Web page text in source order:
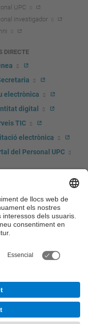
UPC
investigador
DIRECTE
electrònica
digital
TIC
electrònica
del Personal UPC
marxandatge
de premsa
i salut
i emergències